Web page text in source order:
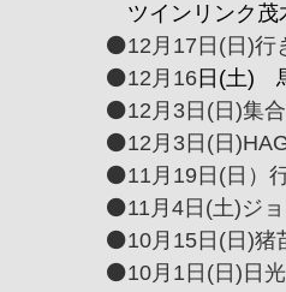
ツインリンク茂
⚫️12月17日(日)
⚫️12月16日(土)
⚫️12月3日(日)集
⚫️12月3日(日
⚫️11月19日(日）
⚫️11月4日(土)ジ
⚫️10月15日(日)
⚫️10月1日(日)日